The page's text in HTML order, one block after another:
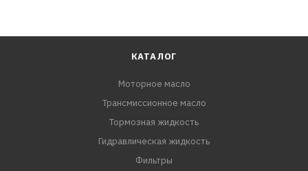
КАТАЛОГ
Моторное масло
Трансмиссионное масло
Тормозная жидкость
Гидравлическая жидкость
Фильтры